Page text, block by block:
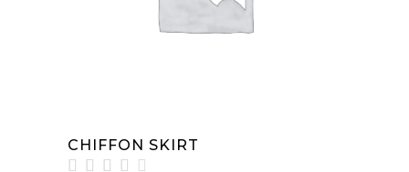
CHIFFON SKIRT